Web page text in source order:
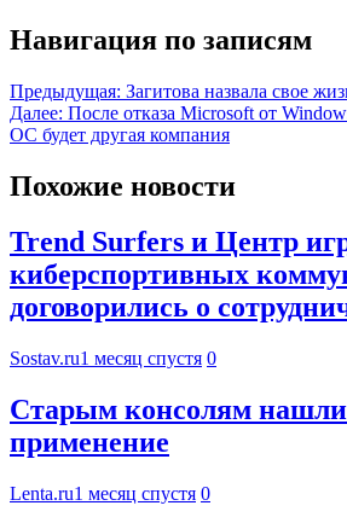
Навигация по записям
Предыдущая: Загитова назвала свое
Далее: После отказа Microsoft от
ОС будет другая компания
Похожие новости
Trend Surfers и Центр
киберспортивных
договорились о
Sostav.ru1 месяц спустя 0
Старым консолям нашли
применение
Lenta.ru1 месяц спустя 0